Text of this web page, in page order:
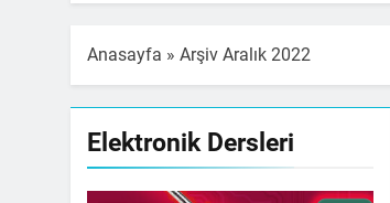
Anasayfa » Arşiv Aralık 2022
Elektronik Dersleri